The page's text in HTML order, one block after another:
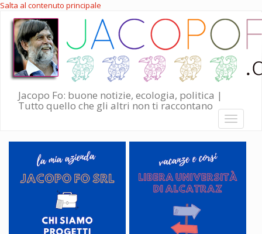
Salta al contenuto principale
Jacopo Fo: buone notizie, ecologia, politica |
Tutto quello che gli altri non ti raccontano
Toggle